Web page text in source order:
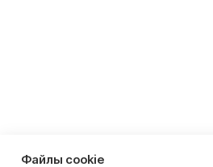
Файлы cookie